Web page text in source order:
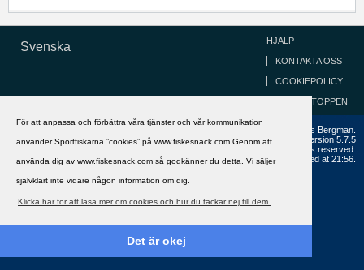
För att anpassa och förbättra våra tjänster och vår kommunikation
använder Sportfiskarna ”cookies” på www.fiskesnack.com.Genom att
använda dig av www.fiskesnack.com så godkänner du detta. Vi säljer
självklart inte vidare någon information om dig.
Klicka här för att läsa mer om cookies och hur du tackar nej till dem.
Det är okej
Svenska HJÄLP
KONTAKTA OSS
COOKIEPOLICY
GÅ TILL TOPPEN
Copyright ©2002 - 2021, FiskeSnack.com. Grundad 2002 av Anders Bergman.
Powered byvBulletin®
Version 5.7.5
Copyright © 2026 MH Sub I, LLC dba vBulletin. All rights reserved.
All times are GMT+1. This page was generated at 21:56.